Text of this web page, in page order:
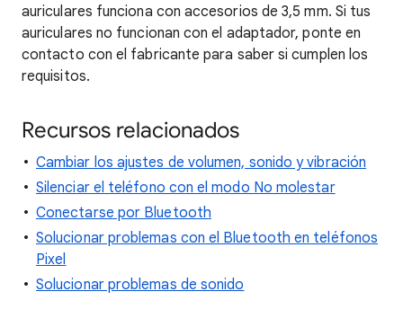
auriculares funciona con accesorios de 3,5 mm. Si tus
auriculares no funcionan con el adaptador, ponte en
contacto con el fabricante para saber si cumplen los
requisitos.
Recursos relacionados
Cambiar los ajustes de volumen, sonido y vibración
Silenciar el teléfono con el modo No molestar
Conectarse por Bluetooth
Solucionar problemas con el Bluetooth en teléfonos
Pixel
Solucionar problemas de sonido